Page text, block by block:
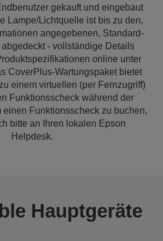
gekauft und eingebaut
Lampe/Lichtquelle ist bis zu den,
angegebenen, Standard-
- vollständige Details
online unter
CoverPlus-Wartungspaket bietet
einem virtuellen (per Fernzugriff)
Funktionsscheck während der
einen Funktionsscheck zu buchen,
bitte an Ihren lokalen Epson
Helpdesk.
Hauptgeräte